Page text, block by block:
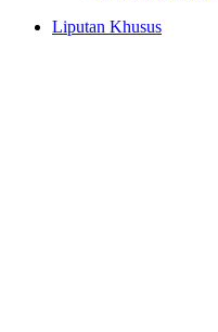
Liputan Khusus